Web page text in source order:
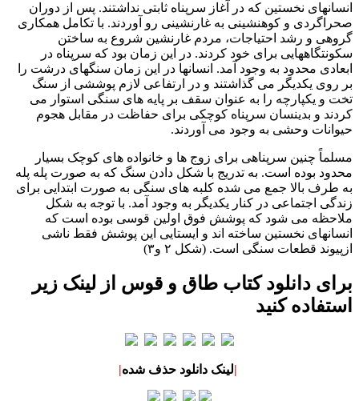
انسانهای نخستین که در آغاز سرپناه ثابتی نداشتند. پس از دوران
صحراگردی و کوهنشینی به غارنشینی رو آوردند. با تکامل همکاری
گروهی و رشد احتیاجات، مردم غارنشین شروع به ساختن
سکونتگاههایی برای خود کردند. در این زمان بود که سرپناه در
ابعادی محدود به وجود آمد. انسانها در این زمان سنگهای درشت را
بر روی یکدیگر می گذاشتند و در ارتفاعی لازم پوششی از سنگ
تخت و یکپارچه را به عنوان سقف بر پایه های سنگی استوار می
کردند و بدینسان سرپناه کوچکی برای حفاظت در مقابل هجوم
حیوانات وحشی به وجود می آوردند.
مسلماً چنین سرپناهی برای زوج ها و خانواده های کوچک بسیار
محدود بوده است. به تدریج با شکل دادن سنگ که به صورت پله پله
به طرف بالا جمع می شده کلبه های سنگی به صورت ابتدایی برای
زندگی اجتماعی در کنار یکدیگر به وجود آمد. با توجه به شکل
ملاحظه می شود که پوشش فوق اولین قوسی بوده است که
انسانهای نخستین ساخته اند و ایستایی این پوشش فقط ناشی
از پیوند قطعات سنگی است. (شکل ۲ و۳)
برای دانلودکتاب طاق و قوس از لینک زیر
استفاده کنید
|لینک دانلود حذف شده|